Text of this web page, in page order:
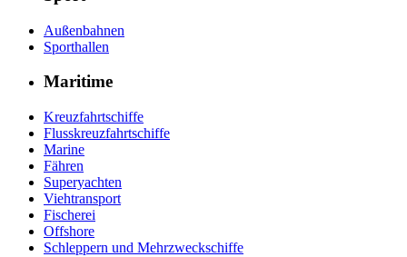
Außenbahnen
Sporthallen
Maritime
Kreuzfahrtschiffe
Flusskreuzfahrtschiffe
Marine
Fähren
Superyachten
Viehtransport
Fischerei
Offshore
Schleppern und Mehrzweckschiffe